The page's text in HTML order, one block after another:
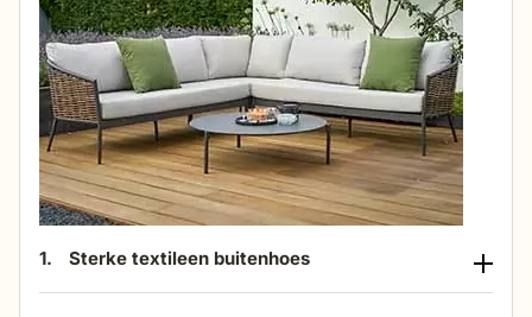
1. Sterke textileen buitenhoes